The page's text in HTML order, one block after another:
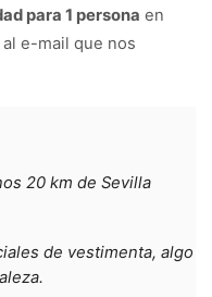
para 1 persona en
e-mail que nos
20 km de Sevilla
de vestimenta, algo